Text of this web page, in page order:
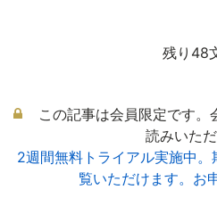
残り48
この記事は会員限定です
読みいただ
2週間無料トライアル実施中
覧いただけます。お